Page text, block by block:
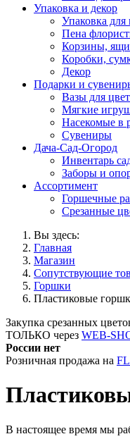
Упаковка и декор
Упаковка для
Пена
Корзины,
Коробки,
Декор
Подарки и
Вазы для
Мягкие
Насекомые в
Сувениры
Дача-Сад-Огород
Инвентарь
Заборы и
Ассортимент
Горшечные
Срезанные
Вы здесь:
Главная
Магазин
Сопутствующие
Горшки
Пластиковые
Закупка срезанных
ТОЛЬКО через WEB-
России нет
Розничная продажа на
В настоящее время мы